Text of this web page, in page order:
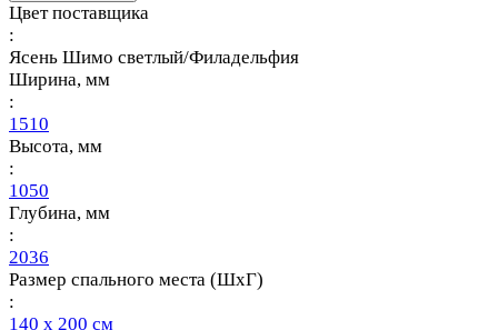
Цвет поставщика
:
Ясень Шимо светлый/Филадельфия
Ширина, мм
:
1510
Высота, мм
:
1050
Глубина, мм
:
2036
Размер спального места (ШхГ)
:
140 х 200 см